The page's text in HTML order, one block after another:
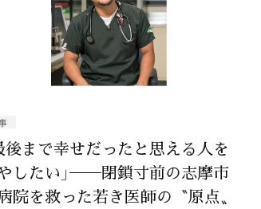
後まで幸せだったと思える人を
したい」──閉鎖寸前の志摩市
院を救った若き医師の〝原点〟